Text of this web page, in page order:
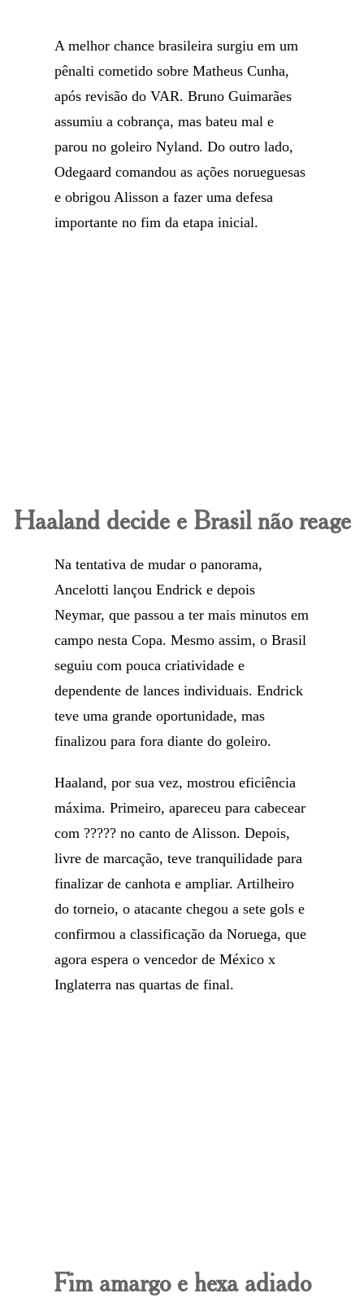
A melhor chance brasileira surgiu em um
pênalti cometido sobre Matheus Cunha,
após revisão do VAR. Bruno Guimarães
assumiu a cobrança, mas bateu mal e
parou no goleiro Nyland. Do outro lado,
Odegaard comandou as ações norueguesas
e obrigou Alisson a fazer uma defesa
importante no fim da etapa inicial.
Haaland decide e Brasil não reage
Na tentativa de mudar o panorama,
Ancelotti lançou Endrick e depois
Neymar, que passou a ter mais minutos em
campo nesta Copa. Mesmo assim, o Brasil
seguiu com pouca criatividade e
dependente de lances individuais. Endrick
teve uma grande oportunidade, mas
finalizou para fora diante do goleiro.
Haaland, por sua vez, mostrou eficiência
máxima. Primeiro, apareceu para cabecear
com ????? no canto de Alisson. Depois,
livre de marcação, teve tranquilidade para
finalizar de canhota e ampliar. Artilheiro
do torneio, o atacante chegou a sete gols e
confirmou a classificação da Noruega, que
agora espera o vencedor de México x
Inglaterra nas quartas de final.
Fim amargo e hexa adiado